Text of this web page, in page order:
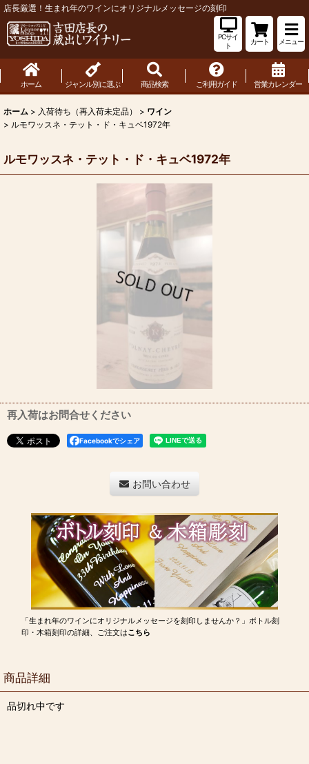
店長厳選！生まれ年のワインにオリジナルメッセージの刻印
PCサイ
ト
カート メニュー
ホーム ジャンル別に選ぶ 商品検索 ご利用ガイド 営業カレンダー
ホーム > 入荷待ち（再入荷未定品） > ワイン
> ルモワッスネ・テット・ド・キュベ1972年
ルモワッスネ・テット・ド・キュベ1972年
再入荷はお問合せください
Facebookでシェア
お問い合わせ
「生まれ年のワインにオリジナルメッセージを刻印しませんか？」ボトル刻
印・木箱刻印の詳細、ご注文はこちら
商品詳細
品切れ中です